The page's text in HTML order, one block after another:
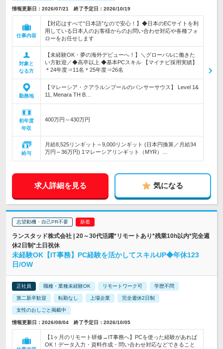
情報更新日：2026/07/21 終了予定日：2026/10/19
仕事内容
【対応はすべて“日本語”なので安心！】◆日本のECサイトを利
用している日本人のお客様からのお問い合わせ対応や各種フォ
ローをお任せします
対象と
なる方
【未経験OK・夢の海外デビューへ！】＼グローバルに働きた
い方歓迎／◆高卒以上 ◆基本PCスキル 【マイナビ採用実績】
＊24年度⇒11名＊25年度⇒26名
勤務地
【マレーシア・クアラルンプールのバンサーサウス】 Level 1&
11, Menara TH B…
初年度
年収
400万円～430万円
給与
月給8,525リンギット～9,000リンギット (日本円換算／月給34
万円～36万円) 1マレーシアリンギット（MYR）…
求人詳細を見る 気になる
志望動機・自己PR不要
ランスタッド株式会社 | 20～30代活躍*リモートあり*残業10h以内*完全週
休2日制*土日祝休
未経験OK【IT事務】PC経験を活かしてスキルUP◆年休123
日/OW
正社員 職種・業種未経験OK リモートワーク可 学歴不問
第二新卒歓迎 転勤なし 上場企業 完全週休2日制
女性のおしごと掲載中
情報更新日：2026/08/04 終了予定日：2026/10/05
【1ヶ月のリモート研修→IT事務へ】PCを使った経験があれば
OK！データ入力・資料作成・問い合わせ対応などできること